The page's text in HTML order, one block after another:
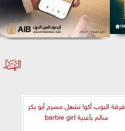
فرقة البوب أكوا تشعل مسرح أبو بكر
سالم بأغنية barbie girl